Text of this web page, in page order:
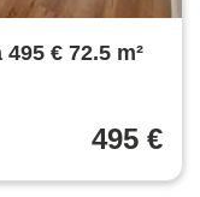
€ 72.5 m²
495 €